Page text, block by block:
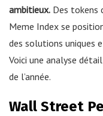
ambitieux. Des tokens
Meme Index se
des solutions uniques
Voici une analyse
de l’année.
Wall Street